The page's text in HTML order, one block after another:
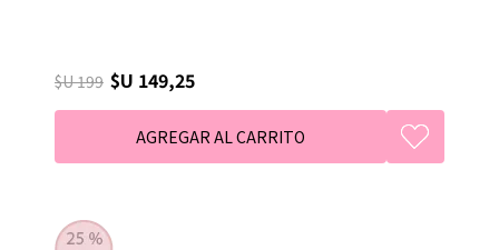
$U 199 $U 149,25